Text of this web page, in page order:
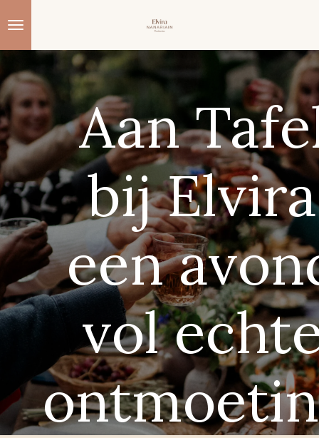
naar
de
hoofdinhoud
Aan
bij Elvira
een
vol